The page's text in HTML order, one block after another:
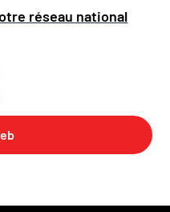
réseau national